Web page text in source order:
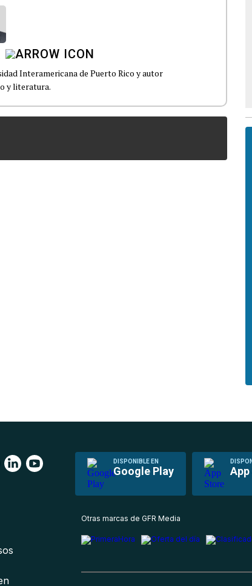
Interamericana de Puerto Rico y autor
y literatura.
DISPONIBLE EN
Google Play
Otras marcas de GFR Media